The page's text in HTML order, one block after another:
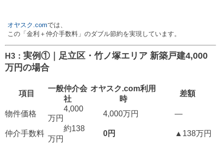
オヤスク.comでは、
この「金利＋仲介手数料」のダブル節約を実現しています。
H3： 実例①｜足立区・竹ノ塚エリア 新築戸建4,000
万円の場合
項目
一般仲介会
社
オヤスク.com利用
時
差額
物件価格
4,000
万円
4,000万円 ―
仲介手数料
約138
万円
0円
▲138万円